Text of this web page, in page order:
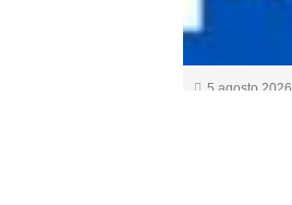
5 agosto 2026